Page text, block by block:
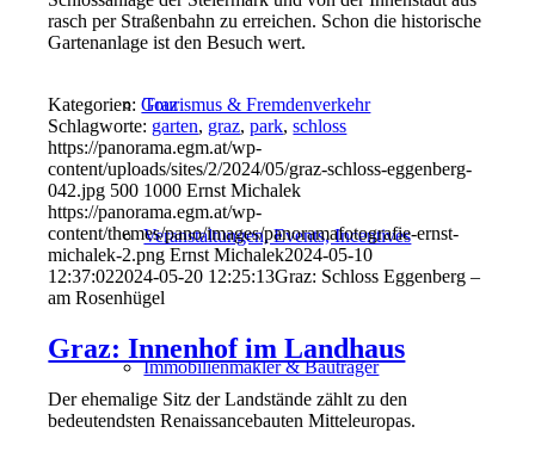
Tourismus & Fremdenverkehr
Veranstaltungen, Events, Incentives
Immobilienmakler & Bauträger
rasch per Straßenbahn zu erreichen. Schon die historische
Gartenanlage ist den Besuch wert.
Kategorien:Graz
Schlagworte: garten, graz,park,schloss
https://panorama.egm.at/wp-
content/uploads/sites/2/2024/05/graz-schloss-eggenberg-
042.jpg 500 1000 Ernst Michalek
https://panorama.egm.at/wp-
content/themes/pano/images/panoramafotografie-ernst-
michalek-2.png Ernst Michalek2024-05-10
12:37:022024-05-20 12:25:13Graz: Schloss Eggenberg –
am Rosenhügel
Graz: Innenhof im Landhaus
Der ehemalige Sitz der Landstände zählt zu den
bedeutendsten Renaissancebauten Mitteleuropas.